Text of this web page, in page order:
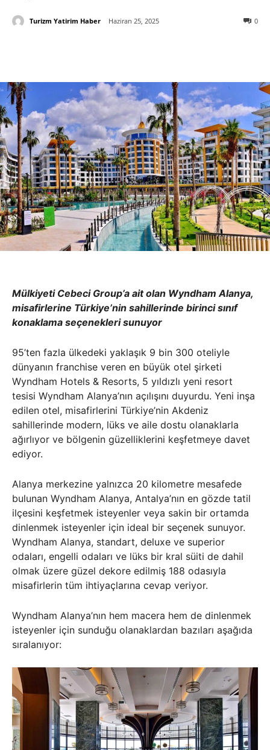
0
Turizm Yatirim Haber Haziran 25, 2025
Mülkiyeti Cebeci Group’a ait olan Wyndham Alanya,
misafirlerine Türkiye’nin sahillerinde birinci sınıf
konaklama seçenekleri sunuyor
95’ten fazla ülkedeki yaklaşık 9 bin 300 oteliyle
dünyanın franchise veren en büyük otel şirketi
Wyndham Hotels & Resorts, 5 yıldızlı yeni resort
tesisi Wyndham Alanya’nın açılışını duyurdu. Yeni inşa
edilen otel, misafirlerini Türkiye’nin Akdeniz
sahillerinde modern, lüks ve aile dostu olanaklarla
ağırlıyor ve bölgenin güzelliklerini keşfetmeye davet
ediyor.
Alanya merkezine yalnızca 20 kilometre mesafede
bulunan Wyndham Alanya, Antalya’nın en gözde tatil
ilçesini keşfetmek isteyenler veya sakin bir ortamda
dinlenmek isteyenler için ideal bir seçenek sunuyor.
Wyndham Alanya, standart, deluxe ve superior
odaları, engelli odaları ve lüks bir kral süiti de dahil
olmak üzere güzel dekore edilmiş 188 odasıyla
misafirlerin tüm ihtiyaçlarına cevap veriyor.
Wyndham Alanya’nın hem macera hem de dinlenmek
isteyenler için sunduğu olanaklardan bazıları aşağıda
sıralanıyor: